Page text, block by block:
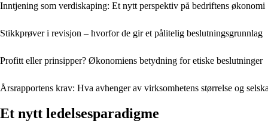
Inntjening som verdiskaping: Et nytt perspektiv på bedriftens økonomi
Stikkprøver i revisjon – hvorfor de gir et pålitelig beslutningsgrunnlag
Profitt eller prinsipper? Økonomiens betydning for etiske beslutninger
Årsrapportens krav: Hva avhenger av virksomhetens størrelse og
Et nytt ledelsesparadigme